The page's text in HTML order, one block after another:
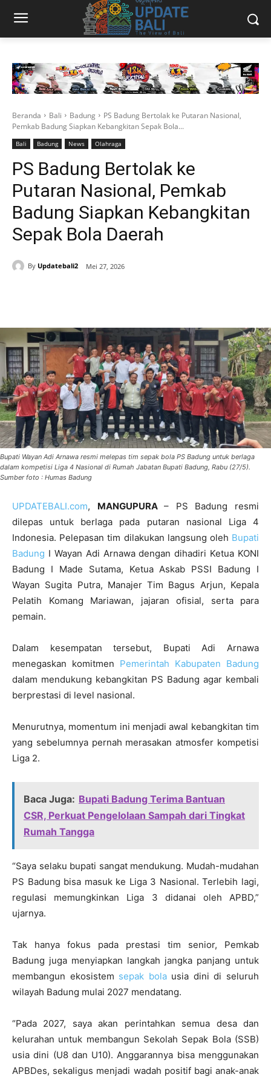
Beranda Bali Badung
PS Badung Bertolak ke Putaran Nasional,
Pemkab Badung Siapkan Kebangkitan Sepak Bola...
Bali Badung News Olahraga
PS Badung Bertolak ke
Putaran Nasional, Pemkab
Badung Siapkan Kebangkitan
Sepak Bola Daerah
By Updatebali2 Mei 27, 2026
Bupati Wayan Adi Arnawa resmi melepas tim sepak bola PS Badung untuk berlaga
dalam kompetisi Liga 4 Nasional di Rumah Jabatan Bupati Badung, Rabu (27/5).
Sumber foto : Humas Badung
UPDATEBALI.com, MANGUPURA– PS Badung resmi
dilepas untuk berlaga pada putaran nasional Liga 4
Indonesia. Pelepasan tim dilakukan langsung oleh Bupati
Badung I Wayan Adi Arnawa dengan dihadiri Ketua KONI
Badung I Made Sutama, Ketua Askab PSSI Badung I
Wayan Sugita Putra, Manajer Tim Bagus Arjun, Kepala
Pelatih Komang Mariawan, jajaran ofisial, serta para
pemain.
Dalam kesempatan tersebut, Bupati Adi Arnawa
menegaskan komitmen Pemerintah Kabupaten Badung
dalam mendukung kebangkitan PS Badung agar kembali
berprestasi di level nasional.
Menurutnya, momentum ini menjadi awal kebangkitan tim
yang sebelumnya pernah merasakan atmosfer kompetisi
Liga 2.
Baca Juga: Bupati Badung Terima Bantuan
CSR, Perkuat Pengelolaan Sampah dari Tingkat
Rumah Tangga
“Saya selaku bupati sangat mendukung. Mudah-mudahan
PS Badung bisa masuk ke Liga 3 Nasional. Terlebih lagi,
regulasi memungkinkan Liga 3 didanai oleh APBD,”
ujarnya.
Tak hanya fokus pada prestasi tim senior, Pemkab
Badung juga menyiapkan langkah jangka panjang untuk
membangun ekosistem sepak bolausia dini di seluruh
wilayah Badung mulai 2027 mendatang.
“Pada 2027, saya akan perintahkan semua desa dan
kelurahan untuk membangun Sekolah Sepak Bola (SSB)
usia dini (U8 dan U10). Anggarannya bisa menggunakan
APBDes, sekaligus menjadi wadah positif bagi anak-anak